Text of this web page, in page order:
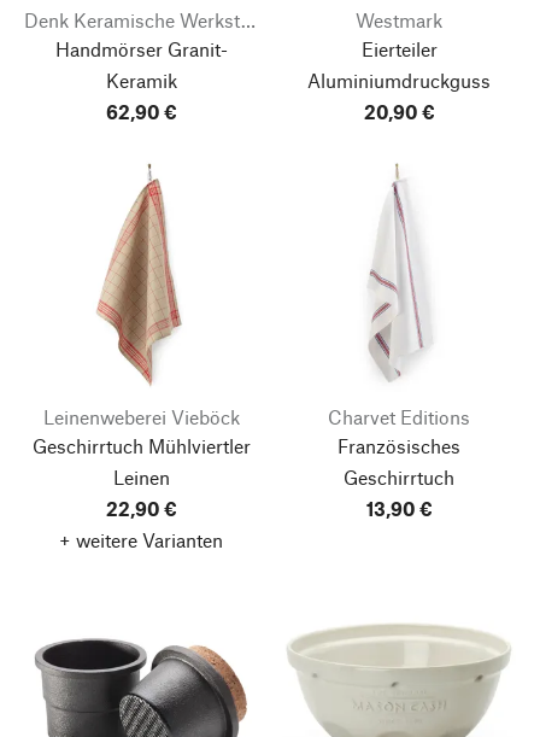
Denk Keramische Werkstätten
Handmörser Granit-
Keramik
62,90 €
Westmark
Eierteiler
Aluminiumdruckguss
20,90 €
Leinenweberei Vieböck
Geschirrtuch Mühlviertler
Leinen
22,90 €
+ weitere Varianten
Charvet Editions
Französisches
Geschirrtuch
13,90 €
Nach oben